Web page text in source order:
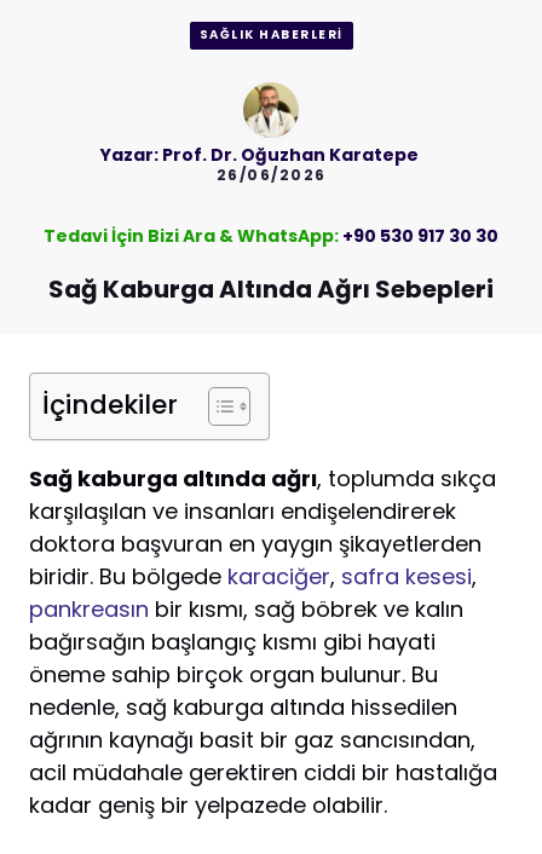
SAĞLIK HABERLERI
Yazar: Prof. Dr. Oğuzhan Karatepe
26/06/2026
Tedavi İçin Bizi Ara & WhatsApp: +90 530 917 30 30
Sağ Kaburga Altında Ağrı Sebepleri
İçindekiler
Sağ kaburga altında ağrı, toplumda sıkça
karşılaşılan ve insanları endişelendirerek
doktora başvuran en yaygın şikayetlerden
biridir. Bu bölgede karaciğer, safra kesesi,
pankreasın bir kısmı, sağ böbrek ve kalın
bağırsağın başlangıç kısmı gibi hayati
öneme sahip birçok organ bulunur. Bu
nedenle, sağ kaburga altında hissedilen
ağrının kaynağı basit bir gaz sancısından,
acil müdahale gerektiren ciddi bir hastalığa
kadar geniş bir yelpazede olabilir.